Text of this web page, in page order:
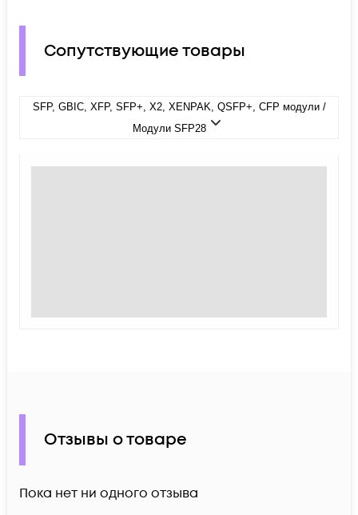
Сопутствующие товары
SFP, GBIC, XFP, SFP+, X2, XENPAK, QSFP+, CFP модули /
Модули SFP28
Отзывы о товаре
Пока нет ни одного отзыва